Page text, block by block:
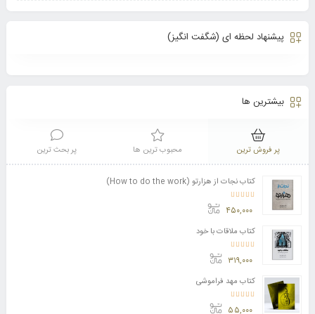
پیشنهاد لحظه ای (شگفت انگیز)
بیشترین ها
پر فروش ترین محبوب ترین ها پر بحث ترین
کتاب نجات از هزارتو (How to do the work)
4.11 از 5 ۴۵۰,۰۰۰
کتاب ملاقات با خود
امتیاز3.50 از 5 ۳۱۹,۰۰۰
کتاب مهد فراموشی
5.00 از 5 ۵۵,۰۰۰